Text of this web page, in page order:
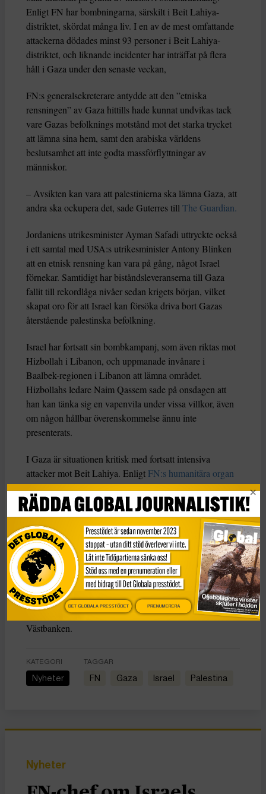
Enligt FN har bombningarna, särskilt i Beit Lahiya-
distriktet, skördat många liv. I en av de mest omfattande
attackerna dödades minst 93 personer i Beit Lahiya-
distriktet, och liknande incidenter har inträffat på flera
håll i Gaza under den senaste veckan,
FN:s generalsekreterare antydde att den ”etniska
rensningen” av Gaza hittills hade kunnat undvikas tack
vare Gazas befolknings motstånd mot det starka trycket
att lämna sina hem, samt den arabiska världens
beslutsamhet att inte godta massförflyttningar av
människor.
– Avsikten kan vara att palestinierna ska lämna Gaza, att
andra ska ockupera det, sade Guterres till The Guardian.
Jordaniens utrikesminister Ayman Safadi uttryckte också
i ett samtal med USA:s utrikesminister Antony Blinken
att en etnisk rensning kan vara på gång, något Israel
förnekar. Samtidigt har biståndsleveranserna till Gaza
fallit till rekordlåga nivåer sedan krigets början, vilket
skapat oro för att Israel kan försöka driva bort Gazas
återstående palestinska befolkning.
Israel har fortsatt sin bombkampanj, som även riktas mot
Hizbollah i Libanon, och uppmanade invånare i
Baalbek-regionen i Libanon att lämna området.
Hizbollahs ledare Naim Qassem sade på onsdagen att
han kan tänka sig en vapenvila under vissa villkor, även
om någon hållbar överenskommelse ännu inte
presenterats.
I Gaza är situationen kritisk med fortsatt intensiva
attacker mot Beit Lahiya. Enligt FN:s humanitära organ
OCHAfungerar nu endast två vårdcentraler och två
sjukhus i Gaza, däribland Kamal Adwan och Al-Awda.
Matdistributionen har även blivit kraftigt begränsad.
Enligt FN:s organ för palestinska flyktingar, Unrwa, får
nu 80 procent av befolkningen, omkring 1,7 miljoner
människor, inte tillräckligt med ransoner.
Trots den globala vädjanden röstade Knesset i måndags
för att förbjuda Unrwas verksamhet i Israel, vilket
ytterligare kan försvåra biståndsdistributionen i Gaza och
Västbanken.
KATEGORI
Nyheter
TAGGAR
FN Gaza Israel Palestina
Nyheter
DET GLOBALA PRESSTÖDET PRENUMERERA